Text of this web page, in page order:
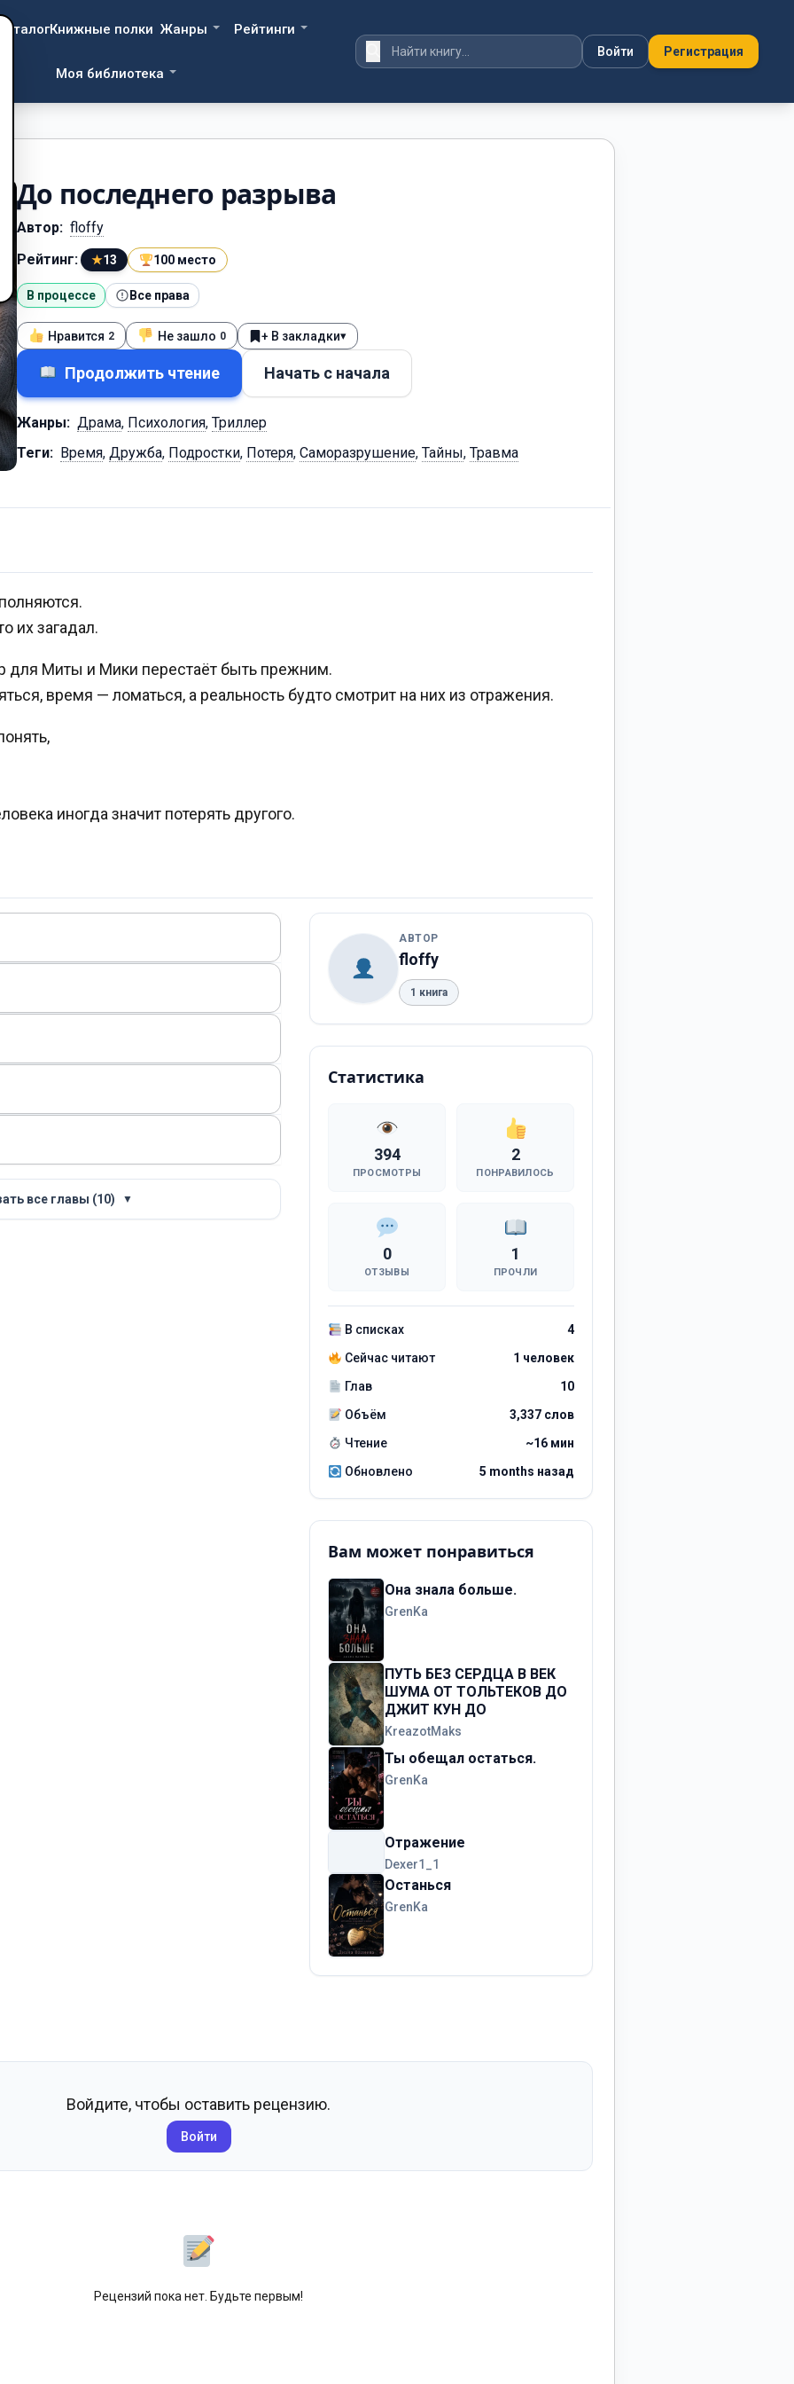
КаталогКнижные полки Жанры Рейтинги
Моя библиотека
Войти Регистрация
До последнего разрыва
Автор: floffy
Рейтинг:
★13 100 место
В процессе Все права
Нравится 2 Не зашло 0 + В закладки▾
Продолжить чтение Начать с начала
Жанры: Драма, Психология, Триллер
Теги: Время, Дружба, Подростки, Потеря, Саморазрушение, Тайны, Травма
их загадал.
для Миты и Мики перестаёт быть прежним.
время — ломаться, а реальность будто смотрит на них из отражения.
иногда значит потерять другого.
все главы (10) ▼
АВТОР
floffy
1 книга
Статистика
394
ПРОСМОТРЫ
2
ПОНРАВИЛОСЬ
0
ОТЗЫВЫ
1
ПРОЧЛИ
В списках
4
Сейчас читают
1 человек
Глав
10
Объём
3,337 слов
Чтение
~16 мин
Обновлено
5 months назад
Вам может понравиться
Она знала больше.
GrenKa
ПУТЬ БЕЗ СЕРДЦА В ВЕК
ШУМА ОТ ТОЛЬТЕКОВ ДО
ДЖИТ КУН ДО
KreazotMaks
Ты обещал остаться.
GrenKa
Отражение
Dexer1_1
Останься
GrenKa
Войдите, чтобы оставить рецензию.
Войти
Рецензий пока нет. Будьте первым!